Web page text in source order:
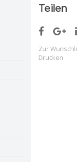
Teilen
Zur
Drucken